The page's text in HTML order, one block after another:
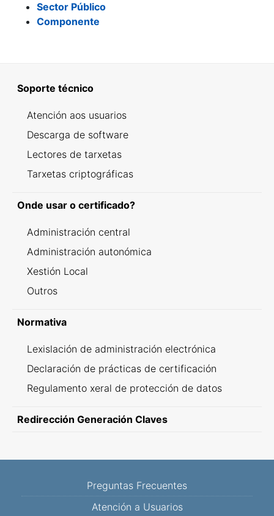
Sector Público
Componente
Soporte técnico
Atención aos usuarios
Descarga de software
Lectores de tarxetas
Tarxetas criptográficas
Onde usar o certificado?
Administración central
Administración autonómica
Xestión Local
Outros
Normativa
Lexislación de administración electrónica
Declaración de prácticas de certificación
Regulamento xeral de protección de datos
Redirección Generación Claves
Preguntas Frecuentes
Atención a Usuarios